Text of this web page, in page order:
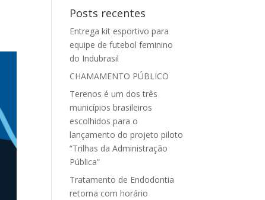
Posts recentes
Entrega kit esportivo para
equipe de futebol feminino
do Indubrasil
CHAMAMENTO PÚBLICO
Terenos é um dos três
municípios brasileiros
escolhidos para o
lançamento do projeto piloto
“Trilhas da Administração
Pública”
Tratamento de Endodontia
retorna com horário